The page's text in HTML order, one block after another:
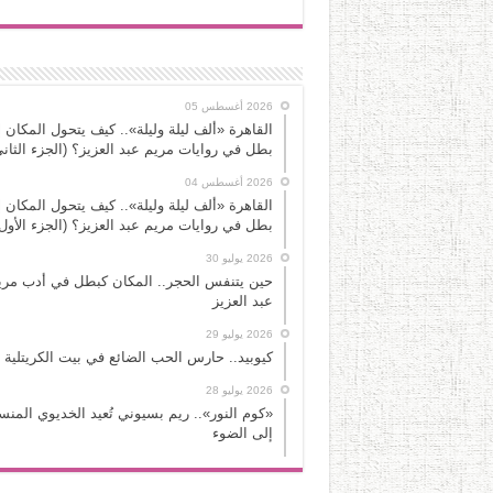
2026 أغسطس 05
القاهرة «ألف ليلة وليلة».. كيف يتحول المكان
بطل في روايات مريم عبد العزيز؟ (الجزء
2026 أغسطس 04
القاهرة «ألف ليلة وليلة».. كيف يتحول المكان
بطل في روايات مريم عبد العزيز؟ (الجزء
2026 يوليو 30
حين يتنفس الحجر.. المكان كبطل في أدب
عبد العزيز
2026 يوليو 29
كيوبيد.. حارس الحب الضائع في بيت الكريتلية
2026 يوليو 28
«كوم النور».. ريم بسيوني تُعيد الخديوي
إلى الضوء